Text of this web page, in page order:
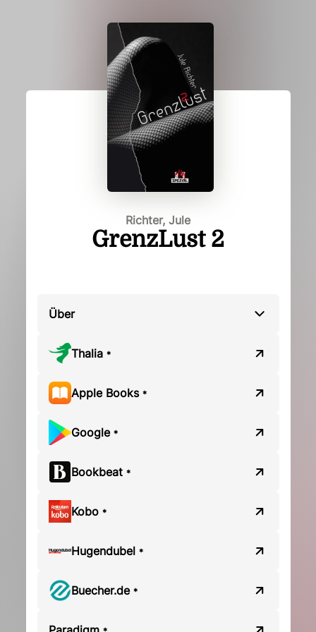
Richter, Jule
GrenzLust 2
Über
Thalia *
Apple Books *
Google *
Bookbeat *
Kobo *
Hugendubel *
Buecher.de *